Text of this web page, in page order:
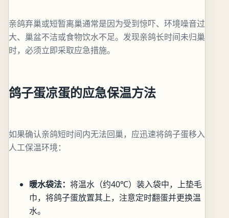
亲鸽弃巢或短暂离巢通常是因为受到惊吓、环境噪音过
大、巢盆不洁或食物饮水不足。发现亲鸽长时间未归巢
时，必须立即采取应急措施。
鸽子蛋凉蛋的应急保温方法
如果确认亲鸽短时间内无法回巢，应迅速将鸽子蛋移入
人工保温环境：
暖水袋法： 将温水（约40℃）装入袋中，上垫毛
巾，将鸽子蛋放置其上，注意定时翻蛋并更换温
水。